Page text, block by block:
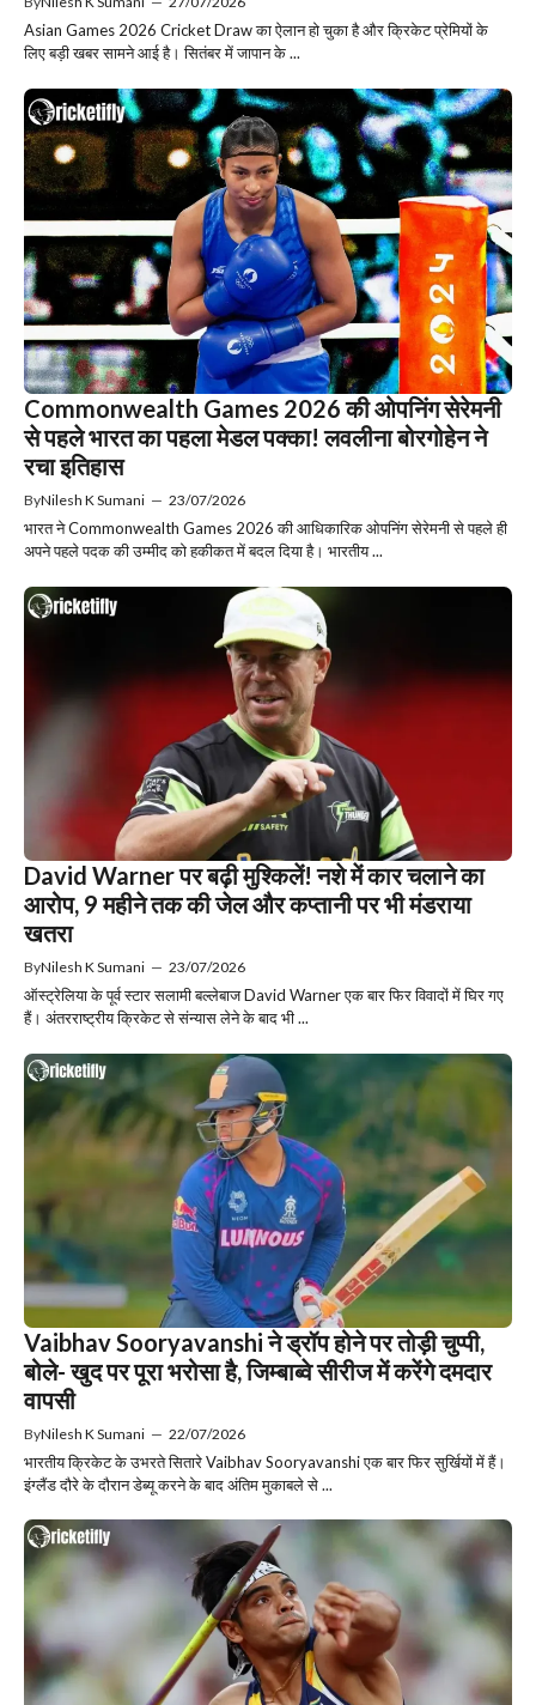
Asian Games 2026 Cricket Draw का ऐलान हो चुका है और क्रिकेट प्रेमियों के
लिए बड़ी खबर सामने आई है। सितंबर में जापान के ...
Commonwealth Games 2026 की ओपनिंग सेरेमनी
से पहले भारत का पहला मेडल पक्का! लवलीना बोरगोहेन ने
रचा इतिहास
ByNilesh K Sumani — 23/07/2026
भारत ने Commonwealth Games 2026 की आधिकारिक ओपनिंग सेरेमनी से पहले ही
अपने पहले पदक की उम्मीद को हकीकत में बदल दिया है। भारतीय ...
David Warner पर बढ़ी मुश्किलें! नशे में कार चलाने का
आरोप, 9 महीने तक की जेल और कप्तानी पर भी मंडराया
खतरा
ByNilesh K Sumani — 23/07/2026
ऑस्ट्रेलिया के पूर्व स्टार सलामी बल्लेबाज David Warner एक बार फिर विवादों में घिर गए
हैं। अंतरराष्ट्रीय क्रिकेट से संन्यास लेने के बाद भी ...
Vaibhav Sooryavanshi ने ड्रॉप होने पर तोड़ी चुप्पी,
बोले- खुद पर पूरा भरोसा है, जिम्बाब्वे सीरीज में करेंगे दमदार
वापसी
ByNilesh K Sumani — 22/07/2026
भारतीय क्रिकेट के उभरते सितारे Vaibhav Sooryavanshi एक बार फिर सुर्खियों में हैं।
इंग्लैंड दौरे के दौरान डेब्यू करने के बाद अंतिम मुकाबले से ...